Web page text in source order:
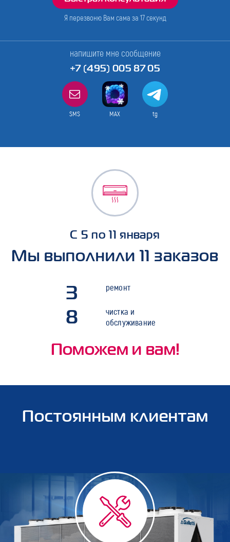
Я перезвоню Вам сама за 17секунд
напишите мне сообщение
+7 (495) 005 87 05
SMS MAX tg
С 5 по 11 января
Мы выполнили 11 заказов
3 ремонт
8
чистка и
обслуживание
Поможем и вам!
Постоянным клиентам